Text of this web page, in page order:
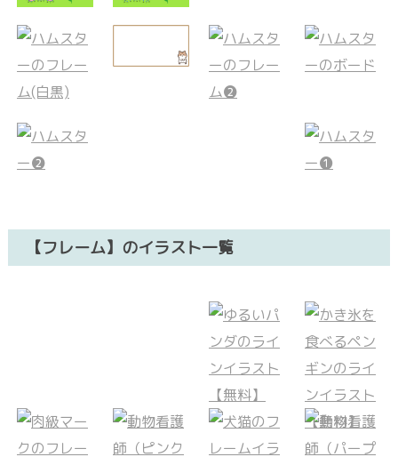
【フレーム】のイラスト一覧